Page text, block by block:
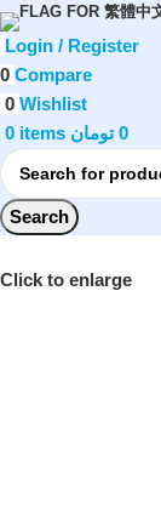
Login / Register
0 Compare
0 Wishlist
0 items 0 تومان
Search
Click to enlarge